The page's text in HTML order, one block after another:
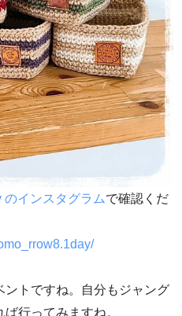
のインスタグラムで確認くだ
トですね。自分もジャング
行ってみますね。